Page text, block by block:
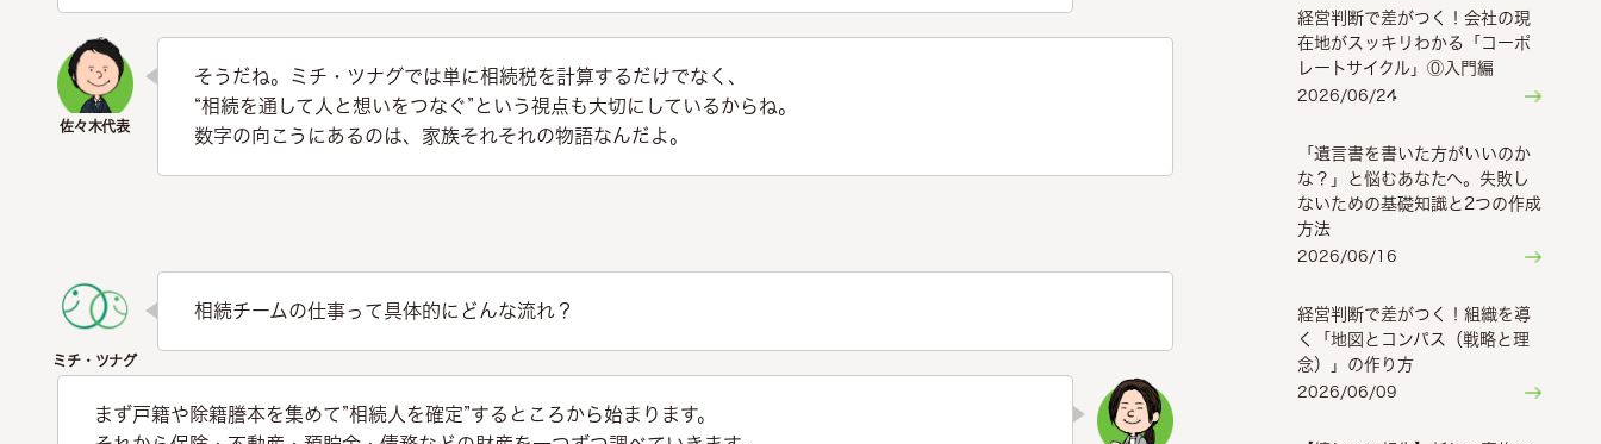
そうだね。ミチ・ツナグでは単に相続税を計算するだけでなく、
“相続を通して人と想いをつなぐ”という視点も大切にしているからね。
数字の向こうにあるのは、家族それそれの物語なんだよ。
相続チームの仕事って具体的にどんな流れ？
まず戸籍や除籍謄本を集めて”相続人を確定”するところから始まります。
経営判断で差がつく！会社の現
在地がスッキリわかる「コーポ
レートサイクル」⓪入門編
2026/06/24
「遺言書を書いた方がいいのか
な？」と悩むあなたへ。失敗し
ないための基礎知識と2つの作成
方法
2026/06/16
経営判断で差がつく！組織を導
く「地図とコンパス（戦略と理
念）」の作り方
2026/06/09